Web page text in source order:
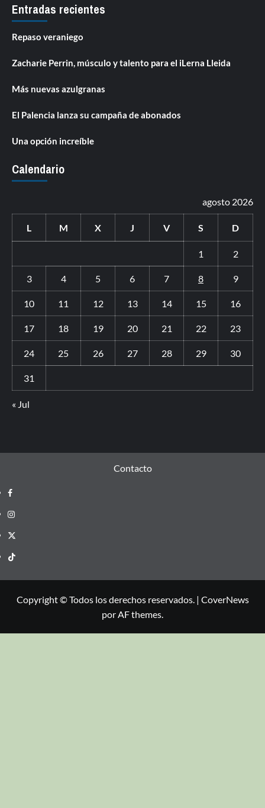
Entradas recientes
Repaso veraniego
Zacharie Perrin, músculo y talento para el iLerna Lleida
Más nuevas azulgranas
El Palencia lanza su campaña de abonados
Una opción increíble
Calendario
agosto 2026
L M X J V S D
1 2
3 4 5 6 7 8 9
10 11 12 13 14 15 16
17 18 19 20 21 22 23
24 25 26 27 28 29 30
31
« Jul
Contacto
Copyright © Todos los derechos reservados. | CoverNews
por AF themes.